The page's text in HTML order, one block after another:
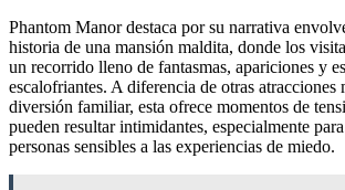
Phantom Manor destaca por su narrativa
historia de una mansión maldita, donde los
un recorrido lleno de fantasmas, apariciones y
escalofriantes. A diferencia de otras atracciones
diversión familiar, esta ofrece momentos de
pueden resultar intimidantes, especialmente
personas sensibles a las experiencias de miedo.